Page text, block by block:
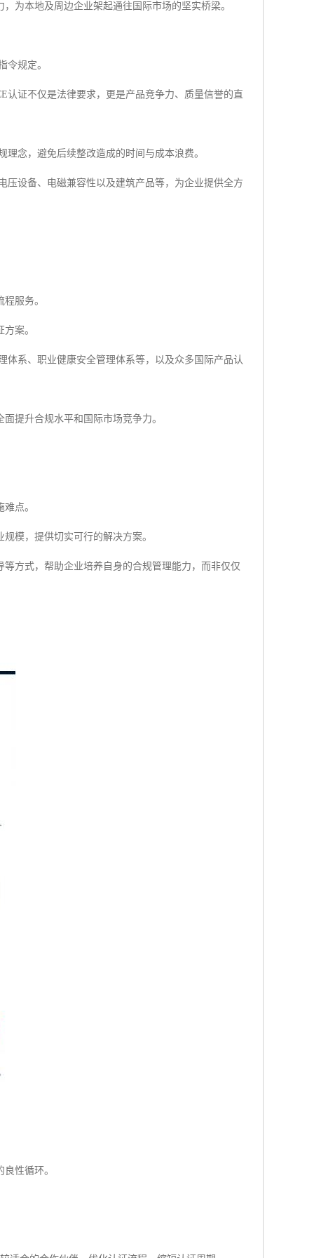
为本地及周边企业架起通往国际市场的坚实桥梁。
令规定。
证不仅是法律要求，更是产品竞争力、质量信誉的直
念，避免后续整改造成的时间与成本浪费。
压设备、电磁兼容性以及建筑产品等，为企业提供全方
服务。
案。
系、职业健康安全管理体系等，以及众多国际产品认
提升合规水平和国际市场竞争力。
点。
模，提供切实可行的解决方案。
方式，帮助企业培养自身的合规管理能力，而非仅仅
性循环。